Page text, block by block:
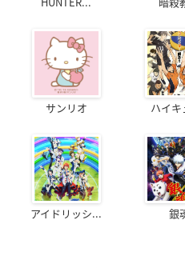
サンリオ ハイキ
アイドリッシ... 銀